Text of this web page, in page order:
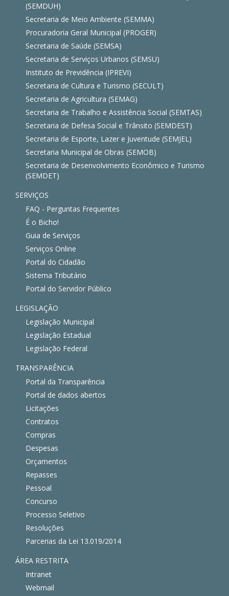
(SEMDUH)
Secretaria de Meio Ambiente (SEMMA)
Procuradoria Geral Municipal (PROGER)
Secretaria de Saúde (SEMSA)
Secretaria de Serviços Urbanos (SEMSU)
Instituto de Previdência (IPREVI)
Secretaria de Cultura e Turismo (SECULT)
Secretaria de Agricultura (SEMAG)
Secretaria de Trabalho e Assistência Social (SEMTAS)
Secretaria de Defesa Social e Trânsito (SEMDEST)
Secretaria de Esporte, Lazer e Juventude (SEMJEL)
Secretaria Municipal de Obras (SEMOB)
Secretaria de Desenvolvimento Econômico e Turismo
(SEMDET)
SERVIÇOS
FAQ - Perguntas Frequentes
É o Bicho!
Guia de Serviços
Serviços Online
Portal do Cidadão
Sistema Tributário
Portal do Servidor Público
LEGISLAÇÃO
Legislação Municipal
Legislação Estadual
Legislação Federal
TRANSPARÊNCIA
Portal da Transparência
Portal de dados abertos
Licitações
Contratos
Compras
Despesas
Orçamentos
Repasses
Pessoal
Concurso
Processo Seletivo
Resoluções
Parcerias da Lei 13.019/2014
ÁREA RESTRITA
Intranet
Webmail